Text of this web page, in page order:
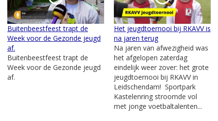
Buitenbeestfeest trapt de
Week voor de Gezonde jeugd
af.
Buitenbeestfeest trapt de
Week voor de Gezonde jeugd
af.
Het jeugdtoernooi bij RKAVV is
na jaren terug
Na jaren van afwezigheid was
het afgelopen zaterdag
eindelijk weer zover: het grote
jeugdtoernooi bij RKAVV in
Leidschendam! Sportpark
Kastelenring stroomde vol
met jonge voetbaltalenten...